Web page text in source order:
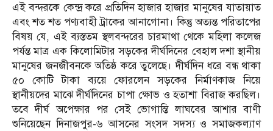
এই বন্দরকে কেন্দ্র করে প্রতিদিন হাজার হাজার মানুষের যাতায়াত
এবং শত শত পণ্যবাহী ট্রাকের আনাগোনা। কিন্তু অত্যন্ত পরিতাপের
বিষয় যে, এই ব্যস্ততম স্থলবন্দরের চারমাথা থেকে মহিলা কলেজ
পর্যন্ত মাত্র এক কিলোমিটার সড়কের দীর্ঘদিনের বেহাল দশা স্থানীয়
মানুষের জনজীবনকে অতিষ্ঠ করে তুলেছে। দীর্ঘদিন ধরে বন্ধ থাকা
৫০ কোটি টাকা ব্যয়ে ফোরলেন সড়কের নির্মাণকাজ নিয়ে
স্থানীয়দের মাঝে দীর্ঘদিনের চাপা ক্ষোভ ও হতাশা বিরাজ করছিল।
তবে দীর্ঘ অপেক্ষার পর সেই ভোগান্তি লাঘবের আশার বাণী
শুনিয়েছেন দিনাজপুর-৬ আসনের সংসদ সদস্য ও সমাজকল্যাণ